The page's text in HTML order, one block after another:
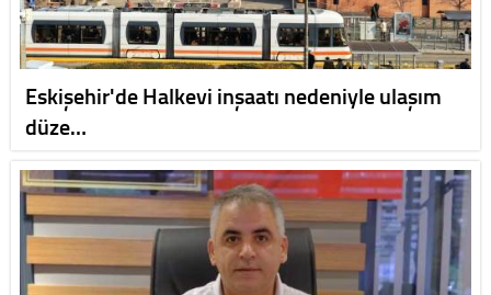
Eskişehir'de Halkevi inşaatı nedeniyle ulaşım
düze…